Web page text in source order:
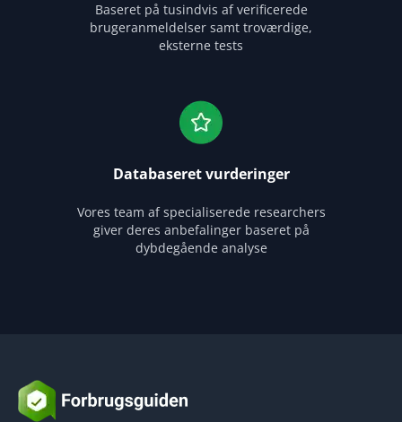
Baseret på tusindvis af verificerede
brugeranmeldelser samt troværdige,
eksterne tests
Databaseret vurderinger
Vores team af specialiserede researchers
giver deres anbefalinger baseret på
dybdegående analyse